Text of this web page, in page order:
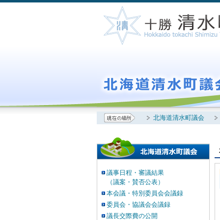
北海道清水町議会
議事日程・審議結果
（議案・賛否公表）
本会議・特別委員会会議録
委員会・協議会会議録
議長交際費の公開